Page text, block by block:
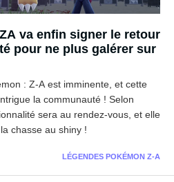
va enfin signer le retour
pour ne plus galérer sur
: Z-A est imminente, et cette
la communauté ! Selon
sera au rendez-vous, et elle
chasse au shiny !
LÉGENDES POKÉMON Z-A